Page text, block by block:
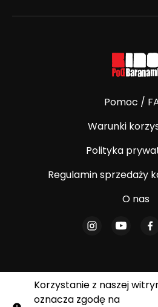
Korzystanie z naszej
oznacza zgodę na
Pomoc /
Warunki
Polityka
Regulamin sprzedaży
O nas
© E-Kino Pod Baranami.